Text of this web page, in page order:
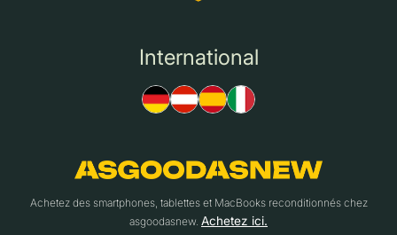
International
Achetez des smartphones, tablettes et MacBooks reconditionnés chez
asgoodasnew. Achetez ici.